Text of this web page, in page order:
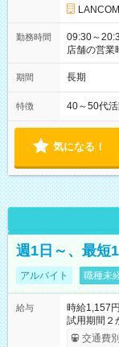
勤務時間
09:30～20:30 シフト制／フルタイム（実働7.5h＋休
店舗の営業
期間 長期
特徴 40～50代
気になる！
週1日～、最短
アルバイト 職種未
給与
時給1,157
試用期間２か月 ※条件
期間の長
交通費